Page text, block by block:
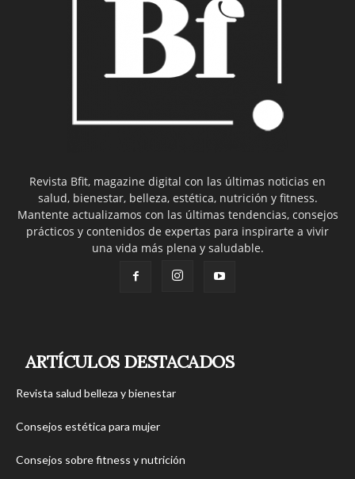
Revista Bfit, magazine digital con las últimas noticias en
salud, bienestar, belleza, estética, nutrición y fitness.
Mantente actualizamos con las últimas tendencias, consejos
prácticos y contenidos de expertas para inspirarte a vivir
una vida más plena y saludable.
ARTÍCULOS DESTACADOS
Revista salud belleza y bienestar
Consejos estética para mujer
Consejos sobre fitness y nutrición